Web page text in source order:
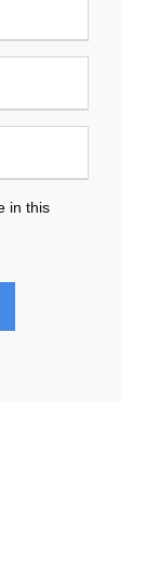
in this